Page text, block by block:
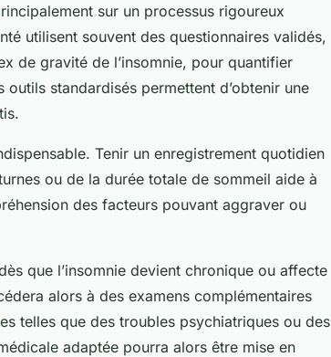
sur un processus rigoureux
utilisent souvent des questionnaires validés,
de gravité de l’insomnie, pour quantifier
standardisés permettent d’obtenir une
Tenir un enregistrement quotidien
ou de la durée totale de sommeil aide à
des facteurs pouvant aggraver ou
que l’insomnie devient chronique ou affecte
alors à des examens complémentaires
telles que des troubles psychiatriques ou des
adaptée pourra alors être mise en